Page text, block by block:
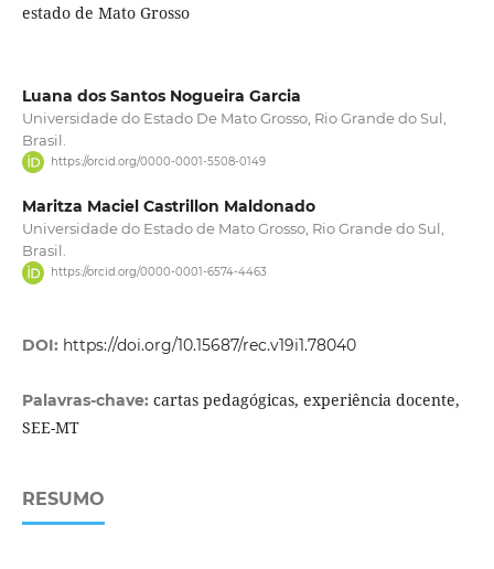
estado de Mato Grosso
Luana dos Santos Nogueira Garcia
Universidade do Estado De Mato Grosso, Rio Grande do Sul,
Brasil.
https://orcid.org/0000-0001-5508-0149
Maritza Maciel Castrillon Maldonado
Universidade do Estado de Mato Grosso, Rio Grande do Sul,
Brasil.
https://orcid.org/0000-0001-6574-4463
DOI: https://doi.org/10.15687/rec.v19i1.78040
Palavras-chave: cartas pedagógicas, experiência docente,
SEE-MT
RESUMO